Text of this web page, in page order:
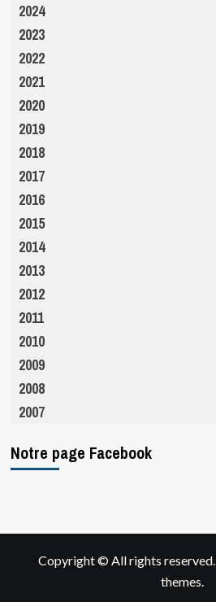
2024
2023
2022
2021
2020
2019
2018
2017
2016
2015
2014
2013
2012
2011
2010
2009
2008
2007
Notre page Facebook
Copyright © All rights reserved.
themes.